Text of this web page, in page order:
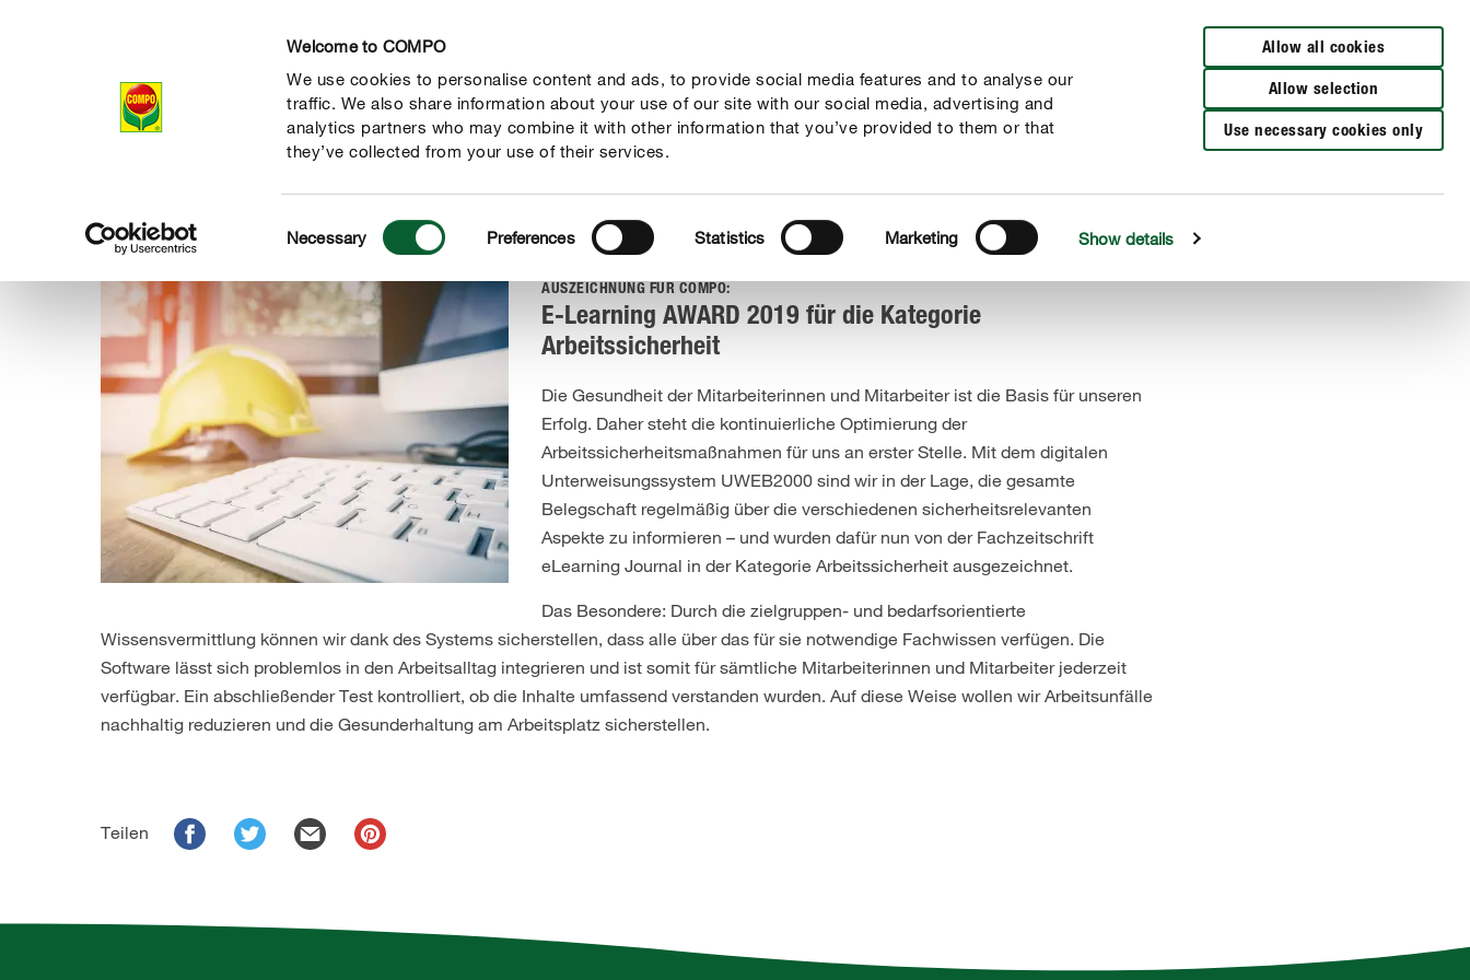
Welcome to COMPO
We use cookies to personalise content and ads, to provide social media features and to analyse our
traffic. We also share information about your use of our site with our social media, advertising and
analytics partners who may combine it with other information that you’ve provided to them or that
they’ve collected from your use of their services.
Selection
Necessary Preferences Statistics Marketing Show details
Allow all cookies
Allow selection
Use necessary cookies only
Unternehmen Verantwortung Innovation Marken & Produkte
COMPO Group
News COMPO gewinnt Preis für Arbeitssicherheit
AUSZEICHNUNG FÜR COMPO:
E-Learning AWARD 2019 für die Kategorie
Arbeitssicherheit
Die Gesundheit der Mitarbeiterinnen und Mitarbeiter ist die Basis für unseren
Erfolg. Daher steht die kontinuierliche Optimierung der
Arbeitssicherheitsmaßnahmen für uns an erster Stelle. Mit dem digitalen
Unterweisungssystem UWEB2000 sind wir in der Lage, die gesamte
Belegschaft regelmäßig über die verschiedenen sicherheitsrelevanten
Aspekte zu informieren – und wurden dafür nun von der Fachzeitschrift
eLearning Journal in der Kategorie Arbeitssicherheit ausgezeichnet.
Das Besondere: Durch die zielgruppen- und bedarfsorientierte
Wissensvermittlung können wir dank des Systems sicherstellen, dass alle über das für sie notwendige Fachwissen verfügen. Die
Software lässt sich problemlos in den Arbeitsalltag integrieren und ist somit für sämtliche Mitarbeiterinnen und Mitarbeiter jederzeit
verfügbar. Ein abschließender Test kontrolliert, ob die Inhalte umfassend verstanden wurden. Auf diese Weise wollen wir Arbeitsunfälle
nachhaltig reduzieren und die Gesunderhaltung am Arbeitsplatz sicherstellen.
Teilen